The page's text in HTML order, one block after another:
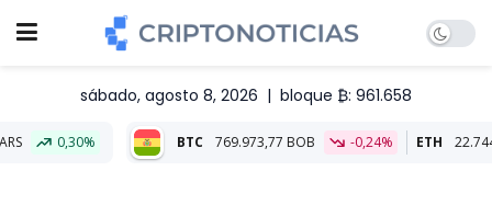
sábado, agosto 8, 2026 | bloque ₿: 961.658
769.973,77 BOB -0,24% ETH 22.744,52 BOB